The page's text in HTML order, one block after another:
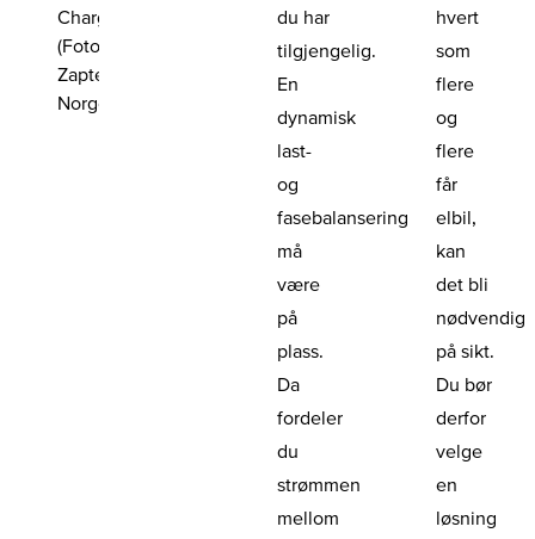
Charge365.
(Foto:
Zaptec
Norge)
du har
tilgjengelig.
En
dynamisk
last-
og
fasebalansering
må
være
på
plass.
Da
fordeler
du
strømmen
mellom
hvert
som
flere
og
flere
får
elbil,
kan
det bli
nødvendig
på sikt.
Du bør
derfor
velge
en
løsning